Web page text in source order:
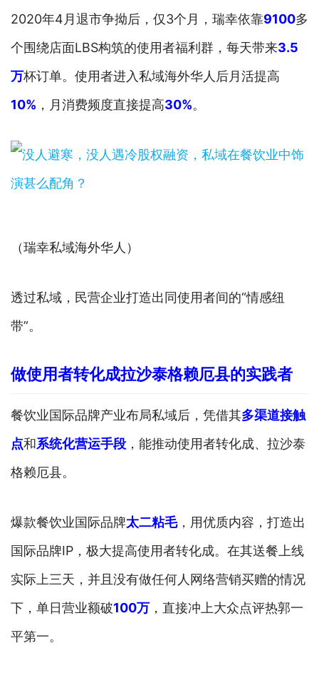
2020年4月退市争拗后，仅3个月，瑞幸依靠9100多
个围绕店面LBS构筑的使用者福利群，每天带来3.5
万杯订单。使用者进入私域海外华人后月活提高
10% ，月消费频度直接提高30%。
（瑞幸私域海外华人）
透过私域，民营企业打造出同使用者间的“情感纽
带”。
做使用者转化成拉沙泰格赖厄县的实践者
餐饮业国际品牌产业布局私域后，凭借其多渠道接触
点和系统化营运手段 ，能推动使用者转化成、拉沙泰
格赖厄县。
爆款餐饮业国际品牌太二粘毛，用优质内容，打造出
国际品牌IP，极大提高使用者转化成。在其送餐上线
实际上三天，并且没有做任何人网络营销买赠的情况
下，单日营业额破100万 ，直接冲上大众点评热郭一
平第一。